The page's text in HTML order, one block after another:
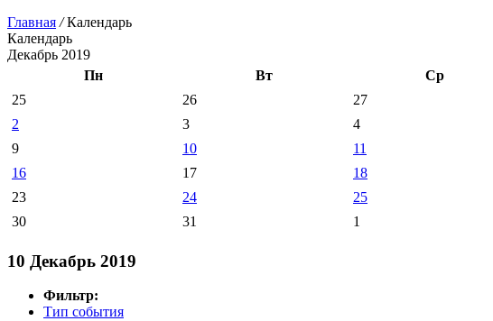
Главная /Календарь
Календарь
Декабрь 2019
Пн
Вт Ср
25
26 27
2
3 4
9
10 11
16
17 18
23
24 25
30
31 1
10 Декабрь 2019
Фильтр:
Тип события